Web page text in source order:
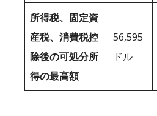
所得税、固定資
産税、消費税控
除後の可処分所
得の最高額
56,595
ドル